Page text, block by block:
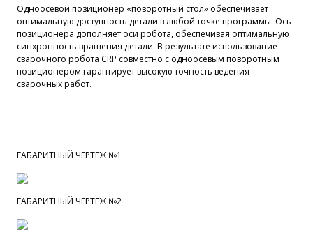
Одноосевой позиционер «поворотный стол» обеспечивает
оптимальную доступность детали в любой точке программы. Ось
позиционера дополняет оси робота, обеспечивая оптимальную
синхронность вращения детали. В результате использование
сварочного робота CRP совместно с одноосевым поворотным
позиционером гарантирует высокую точность ведения
сварочных работ.
ГАБАРИТНЫЙ ЧЕРТЕЖ №1
ГАБАРИТНЫЙ ЧЕРТЕЖ №2